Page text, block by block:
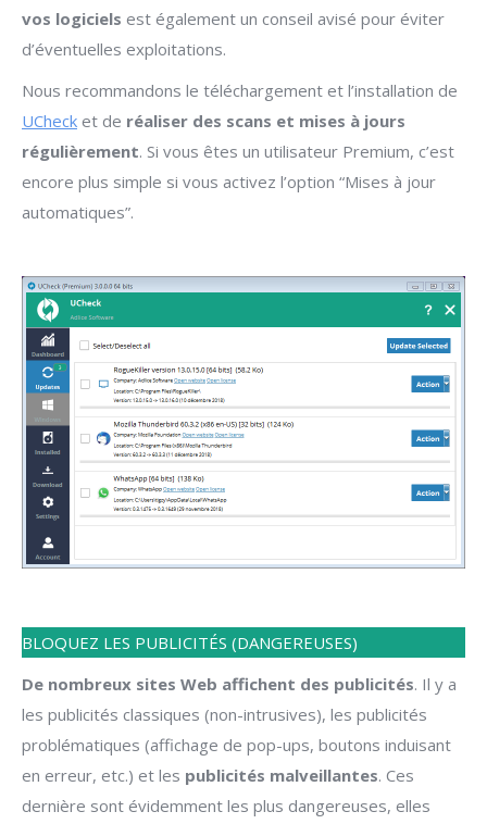
vos logiciels est également un conseil avisé pour éviter
d’éventuelles exploitations.
Nous recommandons le téléchargement et l’installation de
UCheck et de réaliser des scans et mises à jours
régulièrement. Si vous êtes un utilisateur Premium, c’est
encore plus simple si vous activez l’option “Mises à jour
automatiques”.
BLOQUEZ LES PUBLICITÉS (DANGEREUSES)
De nombreux sites Web affichent des publicités. Il y a
les publicités classiques (non-intrusives), les publicités
problématiques (affichage de pop-ups, boutons induisant
en erreur, etc.) et les publicités malveillantes. Ces
dernière sont évidemment les plus dangereuses, elles